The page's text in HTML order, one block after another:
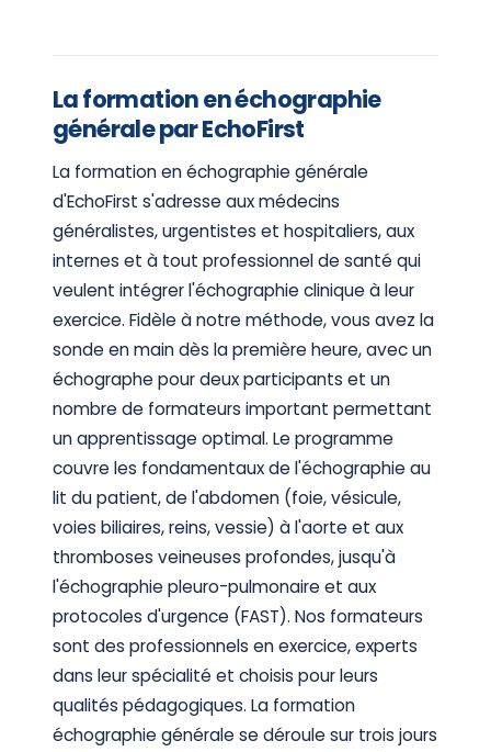
La formation en échographie
générale par EchoFirst
La formation en échographie générale
d'EchoFirst s'adresse aux médecins
généralistes, urgentistes et hospitaliers, aux
internes et à tout professionnel de santé qui
veulent intégrer l'échographie clinique à leur
exercice. Fidèle à notre méthode, vous avez la
sonde en main dès la première heure, avec un
échographe pour deux participants et un
nombre de formateurs important permettant
un apprentissage optimal. Le programme
couvre les fondamentaux de l'échographie au
lit du patient, de l'abdomen (foie, vésicule,
voies biliaires, reins, vessie) à l'aorte et aux
thromboses veineuses profondes, jusqu'à
l'échographie pleuro-pulmonaire et aux
protocoles d'urgence (FAST). Nos formateurs
sont des professionnels en exercice, experts
dans leur spécialité et choisis pour leurs
qualités pédagogiques. La formation
échographie générale se déroule sur trois jours